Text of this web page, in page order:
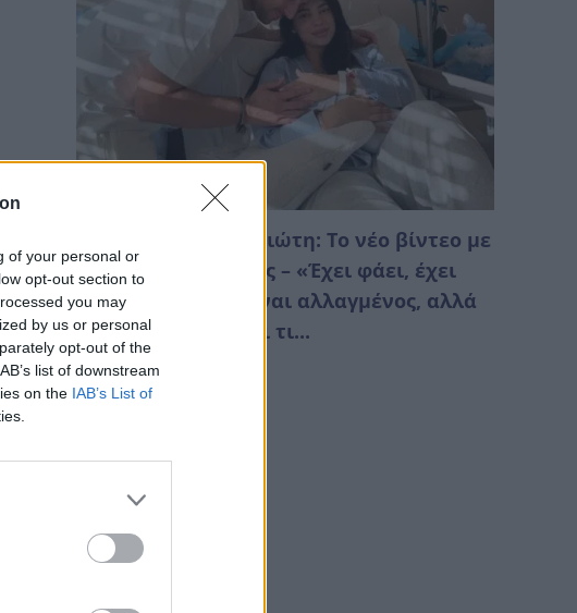
of your personal or
opt-out section to
you may
by us or personal
opt-out of the
list of downstream
on the IAB’s List of
Μαριαλένα Ρουμελιώτη: Το νέο βίντεο με
τον 2 μηνών γιο της – «Έχει φάει, έχει
κάνει γουλίτσα, είναι αλλαγμένος, αλλά
και πάλι γκρινιάζει τι...